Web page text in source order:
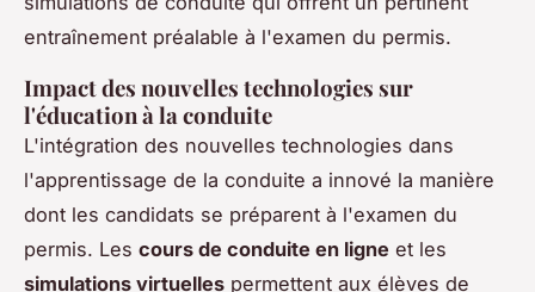
entraînement préalable à l'examen du permis.
Impact des nouvelles technologies sur
l'éducation à la conduite
L'intégration des nouvelles technologies dans
l'apprentissage de la conduite a innové la manière
dont les candidats se préparent à l'examen du
permis. Les cours de conduite en ligne et les
simulations virtuelles permettent aux élèves de